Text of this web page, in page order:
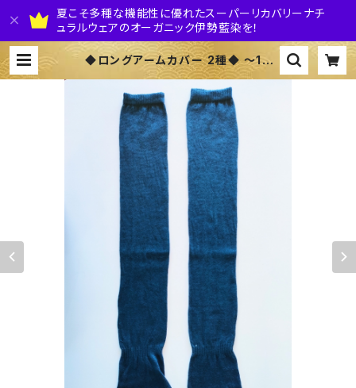
夏こそ多種な機能性に優れたスーパーリカバリーナチ
ュラルウェアのオーガニック伊勢藍染を！
◆ロングアームカバー 2種◆ ～10
0%オーガニックすくも使用 醗酵建て
伊勢藍染～ | 株式会社 伊勢藍JAPA